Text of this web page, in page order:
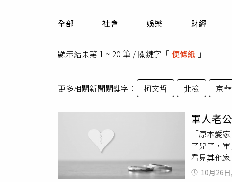
全部 社會 娛樂 財經
顯示結果第 1 ~ 20 筆 / 關鍵字「 便條紙 」
更多相關新聞關鍵字： 柯文哲 北檢 京
軍人老
「原本愛
了兒子，
看見其他
姻」匿名
10月26